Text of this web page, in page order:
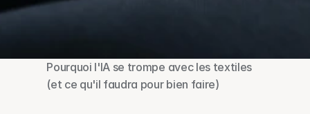
Pourquoi l'IA se trompe avec les textiles
(et ce qu'il faudra pour bien faire)